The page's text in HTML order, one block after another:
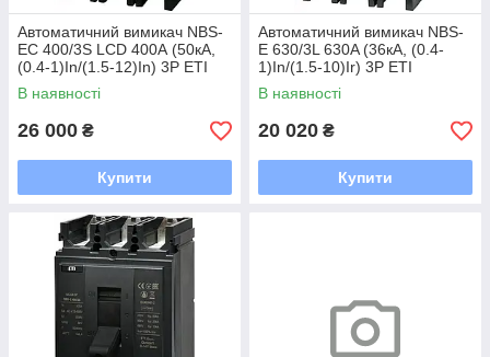
Автоматичний вимикач NBS-
EC 400/3S LCD 400А (50кА,
(0.4-1)In/(1.5-12)In) 3P ETI
В наявності
26 000 ₴
Купити
Автоматичний вимикач NBS-
E 630/3L 630A (36кА, (0.4-
1)In/(1.5-10)Ir) 3P ETI
В наявності
20 020 ₴
Купити